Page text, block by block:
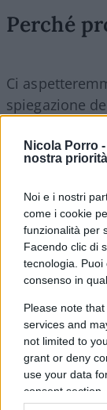
Nicola Porro -
nostra priorità
Noi e i nostri
come i cookie
funzionalità per
Facendo clic di
tecnologia.
consenso in
Please note
services and
not limited to
grant or deny
use your data
consent section.
Perché
Ci
spiegazione
un altro
2 per cento di
della Fed che
Perché
esempio 3, o
conosce la
ovviamente
Clock, ce lo
cortesia con
qualcuno